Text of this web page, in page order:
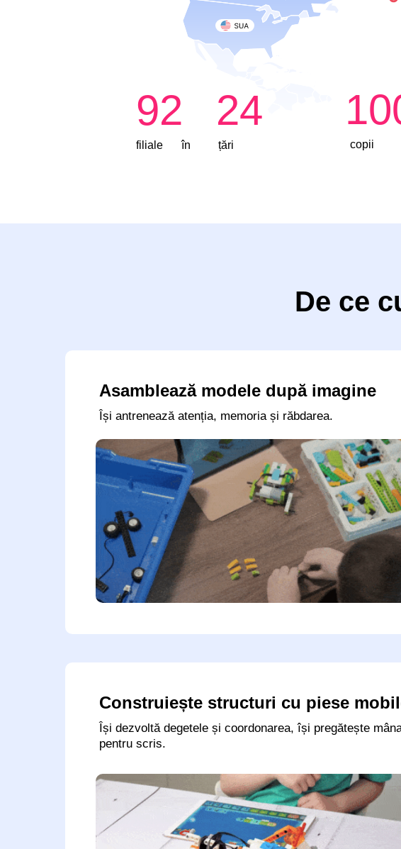
92 24
filiale țări
în copii
De ce
Construiește structuri cu piese
Își dezvoltă degetele și coordonarea, își pregătește
pentru scris.
Asamblează modele după imagine
Își antrenează atenția, memoria și răbdarea.